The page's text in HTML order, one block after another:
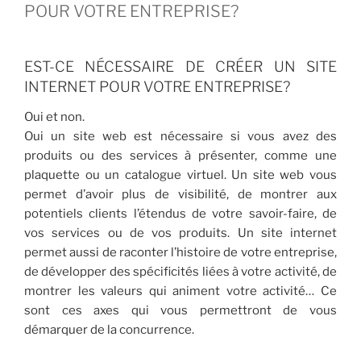
POUR VOTRE ENTREPRISE?
EST-CE NÉCESSAIRE DE CRÉER UN SITE
INTERNET POUR VOTRE ENTREPRISE?
Oui et non.
Oui un site web est nécessaire si vous avez des
produits ou des services à présenter, comme une
plaquette ou un catalogue virtuel. Un site web vous
permet d’avoir plus de visibilité, de montrer aux
potentiels clients l’étendus de votre savoir-faire, de
vos services ou de vos produits. Un site internet
permet aussi de raconter l’histoire de votre entreprise,
de développer des spécificités liées à votre activité, de
montrer les valeurs qui animent votre activité… Ce
sont ces axes qui vous permettront de vous
démarquer de la concurrence.